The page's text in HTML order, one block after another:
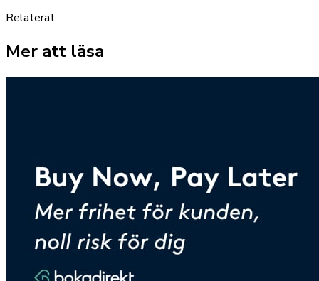
Relaterat
Mer att läsa